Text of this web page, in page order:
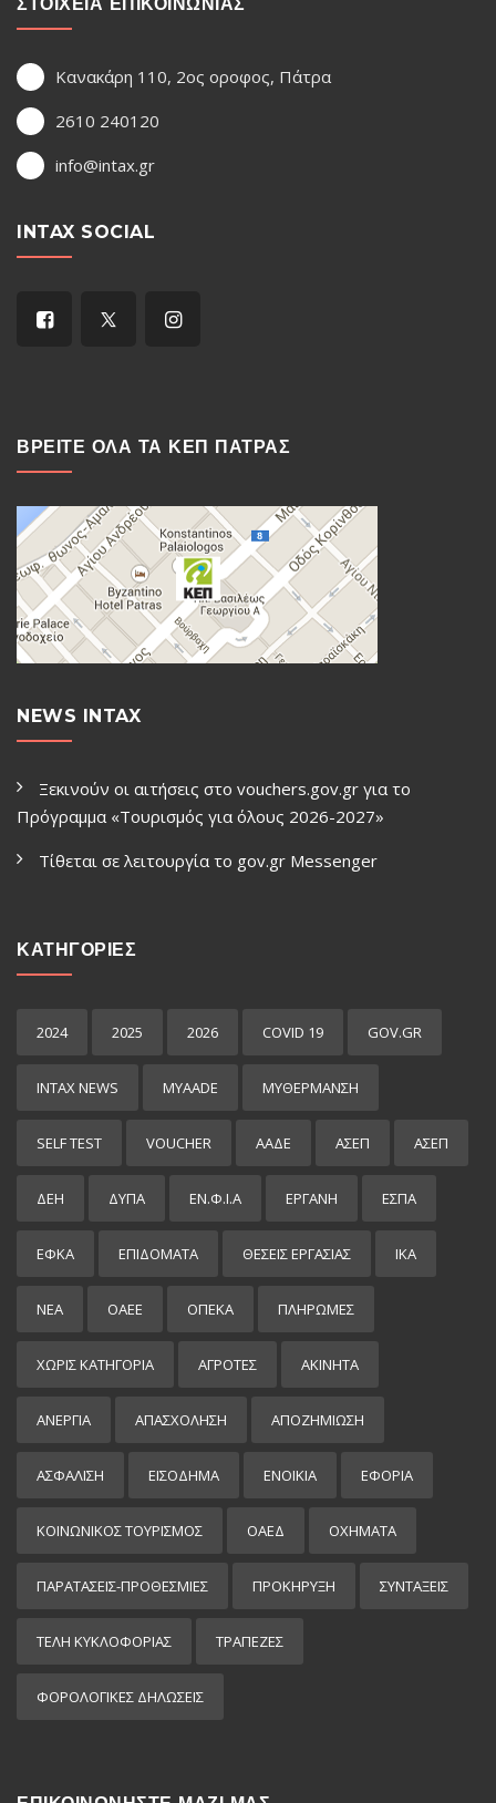
Κανακάρη 110, 2ος οροφος, Πάτρα
2610 240120
info@intax.gr
INTAX SOCIAL
ΒΡΕΙΤΕ ΟΛΑ ΤΑ ΚΕΠ ΠΑΤΡΑΣ
NEWS INTAX
Ξεκινούν οι αιτήσεις στο vouchers.gov.gr για το
Πρόγραμμα «Τουρισμός για όλους 2026-2027»
Τίθεται σε λειτουργία το gov.gr Μessenger
ΚΑΤΗΓΟΡΙΕΣ
2024 2025 2026 COVID 19 GOV.GR
INTAX NEWS MYAADE MYΘΈΡΜΑΝΣΗ
SELF TEST VOUCHER ΑΑΔΕ ΑΣΕΠ ΑΣΕΠ
ΔΕΗ ΔΥΠΑ ΕΝ.Φ.Ι.Α ΕΡΓΑΝΗ ΕΣΠΑ
ΕΦΚΑ ΕΠΙΔΌΜΑΤΑ ΘΕΣΕΙΣ ΕΡΓΑΣΙΑΣ ΙΚΑ
ΝΕΑ ΟΑΕΕ ΟΠΕΚΑ ΠΛΗΡΩΜΕΣ
ΧΩΡΊΣ ΚΑΤΗΓΟΡΊΑ ΑΓΡΟΤΕΣ ΑΚΙΝΗΤΑ
ΑΝΕΡΓΙΑ ΑΠΑΣΧΟΛΗΣΗ ΑΠΟΖΗΜΙΩΣΗ
ΑΣΦΑΛΙΣΗ ΕΙΣΌΔΗΜΑ ΕΝΟΙΚΙΑ ΕΦΟΡΙΑ
ΚΟΙΝΩΝΙΚΟΣ ΤΟΥΡΙΣΜΟΣ ΟΑΕΔ ΟΧΗΜΑΤΑ
ΠΑΡΑΤΑΣΕΙΣ-ΠΡΟΘΕΣΜΙΕΣ ΠΡΟΚΉΡΥΞΗ ΣΥΝΤΑΞΕΙΣ
ΤΕΛΗ ΚΥΚΛΟΦΟΡΙΑΣ ΤΡΑΠΕΖΕΣ
ΦΟΡΟΛΟΓΙΚΕΣ ΔΗΛΩΣΕΙΣ